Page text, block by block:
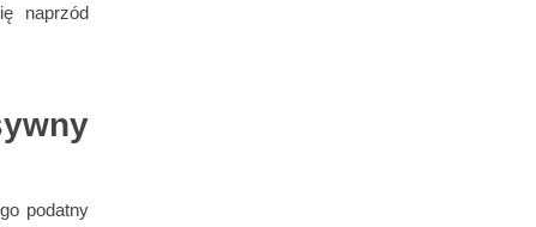
naprzód
podatny